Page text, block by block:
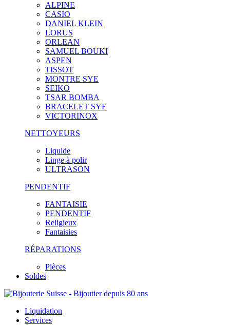
ALPINE
CASIO
DANIEL KLEIN
LORUS
ORLEAN
SAMUEL BOUKI
ASPEN
TISSOT
MONTRE SYE
SEIKO
TSAR BOMBA
BRACELET SYE
VICTORINOX
NETTOYEURS
Liquide
Linge à polir
ULTRASON
PENDENTIF
FANTAISIE
PENDENTIF
Religieux
Fantaisies
RÉPARATIONS
Pièces
Soldes
Liquidation
Services